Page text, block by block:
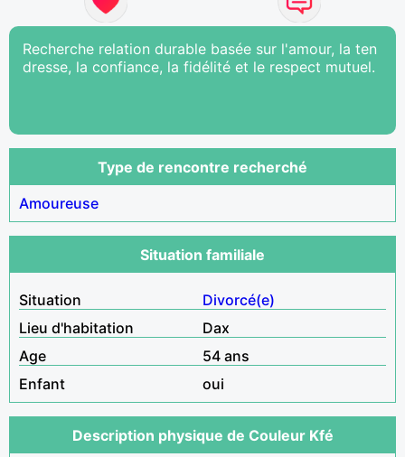
Recherche relation durable basée sur l'amour, la ten
dresse, la confiance, la fidélité et le respect mutuel.
Type de rencontre recherché
Amoureuse
Situation familiale
Situation
Divorcé(e)
Lieu d'habitation
Dax
Age
54 ans
Enfant
oui
Description physique de Couleur Kfé